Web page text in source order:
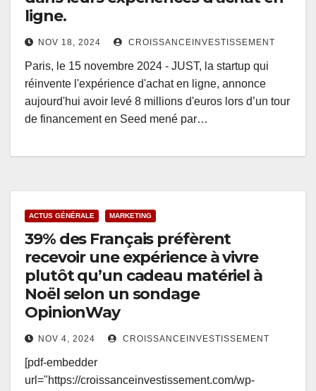
ligne.
NOV 18, 2024 CROISSANCEINVESTISSEMENT
Paris, le 15 novembre 2024 - JUST, la startup qui
réinvente l'expérience d'achat en ligne, annonce
aujourd'hui avoir levé 8 millions d'euros lors d’un tour
de financement en Seed mené par…
ACTUS GÉNÉRALE MARKETING
39% des Français préfèrent
recevoir une expérience à vivre
plutôt qu’un cadeau matériel à
Noël selon un sondage
OpinionWay
NOV 4, 2024 CROISSANCEINVESTISSEMENT
[pdf-embedder
url="https://croissanceinvestissement.com/wp-